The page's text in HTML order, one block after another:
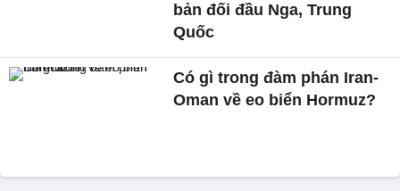
bản đối đầu Nga, Trung
Quốc
Có gì trong đàm phán Iran-
Oman về eo biển Hormuz?